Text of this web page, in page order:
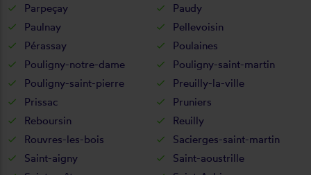
Parpeçay
Paudy
Paulnay
Pellevoisin
Pérassay
Poulaines
Pouligny-notre-dame
Pouligny-saint-martin
Pouligny-saint-pierre
Preuilly-la-ville
Prissac
Pruniers
Reboursin
Reuilly
Rouvres-les-bois
Sacierges-saint-martin
Saint-aigny
Saint-aoustrille